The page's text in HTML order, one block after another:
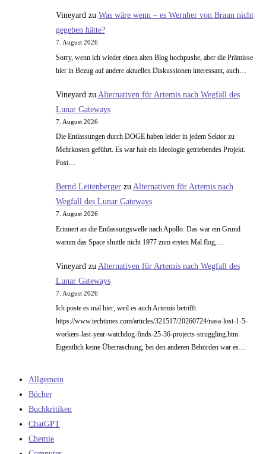
Vineyardzu Was wäre wenn – es Wernher von Braun nicht
gegeben hätte?
7. August 2026
Sorry, wenn ich wieder einen alten Blog hochpushe, aber die Prämisse
hier in Bezug auf andere aktuellen Diskussionen interessant, auch…
Vineyard zu Alternativen für Artemis nach Wegfall des
Lunar Gateways
7. August 2026
Die Entlassungen durch DOGE haben leider in jedem Sektor zu
Mehrkosten geführt. Es war halt ein Ideologie getriebendes Projekt.
Post…
Bernd Leitenbergerzu Alternativen für Artemis nach
Wegfall des Lunar Gateways
7. August 2026
Erinnert an die Entlassungswelle nach Apollo. Das war ein Grund
warum das Space shuttle nicht 1977 zum ersten Mal flog,…
Vineyard zu Alternativen für Artemis nach Wegfall des
Lunar Gateways
7. August 2026
Ich poste es mal hier, weil es auch Artemis betrifft.
https://www.techtimes.com/articles/321517/20260724/nasa-lost-1-5-
workers-last-year-watchdog-finds-25-36-projects-struggling.htm
Eigentlich keine Überraschung, bei den anderen Behörden war es…
Allgemein
Bücher
Buchkritiken
ChatGPT
Chemie